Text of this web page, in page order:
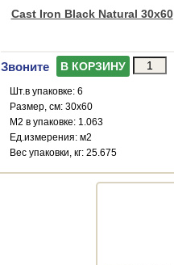
Cast Iron Black Natural 30x60
Звоните В КОРЗИНУ
Шт.в упаковке: 6
Размер, см: 30x60
М2 в упаковке: 1.063
Ед.измерения: м2
Веc упаковки, кг: 25.675